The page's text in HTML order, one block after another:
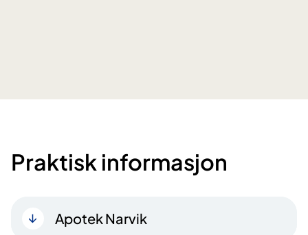
Praktisk informasjon
Apotek Narvik